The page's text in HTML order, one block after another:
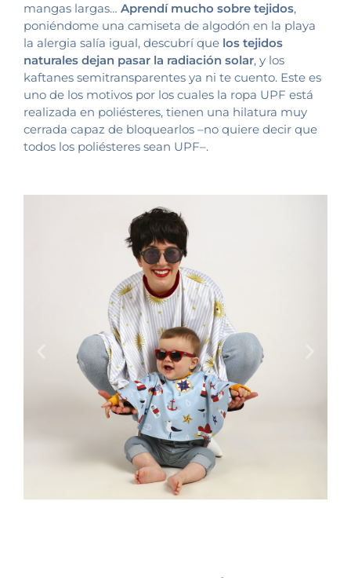
mangas largas… Aprendí mucho sobre tejidos,
poniéndome una camiseta de algodón en la playa
la alergia salía igual, descubrí que los tejidos
naturales dejan pasar la radiación solar, y los
kaftanes semitransparentes ya ni te cuento. Este es
uno de los motivos por los cuales la ropa UPF está
realizada en poliésteres, tienen una hilatura muy
cerrada capaz de bloquearlos –no quiere decir que
todos los poliésteres sean UPF–.